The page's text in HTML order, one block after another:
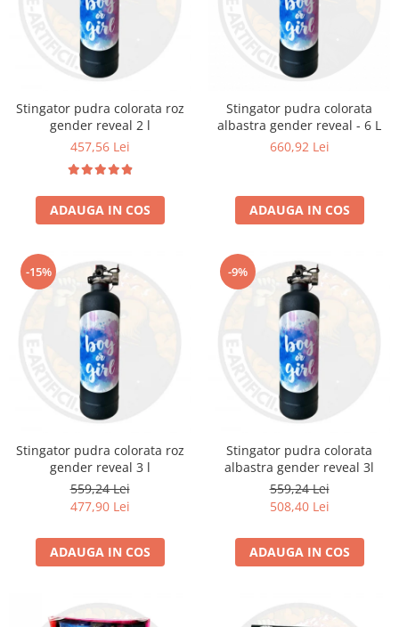
Stingator pudra colorata roz
gender reveal 2 l
457,56 Lei
ADAUGA IN COS
Stingator pudra colorata
albastra gender reveal - 6 L
660,92 Lei
ADAUGA IN COS
-15%
Stingator pudra colorata roz
gender reveal 3 l
559,24 Lei
477,90 Lei
ADAUGA IN COS
-9%
Stingator pudra colorata
albastra gender reveal 3l
559,24 Lei
508,40 Lei
ADAUGA IN COS